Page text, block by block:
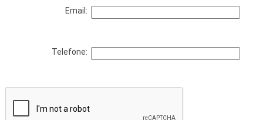
Email:
Telefone: